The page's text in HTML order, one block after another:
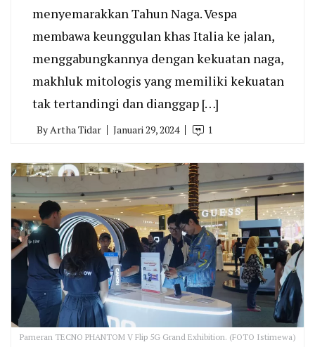
menyemarakkan Tahun Naga. Vespa
membawa keunggulan khas Italia ke jalan,
menggabungkannya dengan kekuatan naga,
makhluk mitologis yang memiliki kekuatan
tak tertandingi dan dianggap […]
By Artha Tidar Januari 29, 2024 1
Pameran TECNO PHANTOM V Flip 5G Grand Exhibition. (FOTO Istimewa)